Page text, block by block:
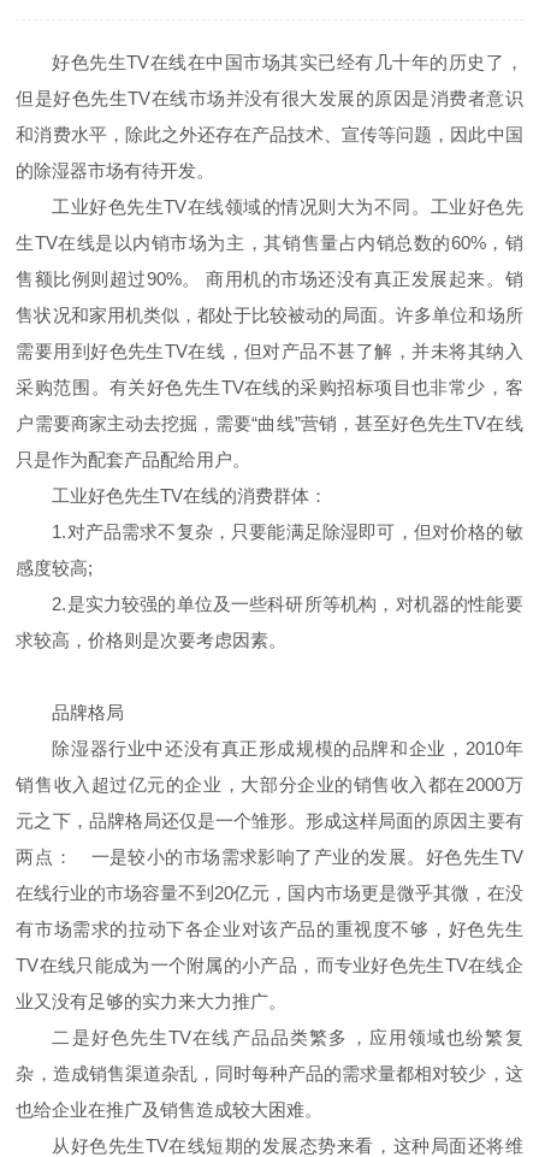
好色先生TV在线在中国市场其实已经有几十年的历史了，
但是好色先生TV在线市场并没有很大发展的原因是消费者意识
和消费水平，除此之外还存在产品技术、宣传等问题，因此中国
的除湿器市场有待开发。
工业好色先生TV在线领域的情况则大为不同。工业好色先
生TV在线是以内销市场为主，其销售量占内销总数的60%，销
售额比例则超过90%。 商用机的市场还没有真正发展起来。销
售状况和家用机类似，都处于比较被动的局面。许多单位和场所
需要用到好色先生TV在线，但对产品不甚了解，并未将其纳入
采购范围。有关好色先生TV在线的采购招标项目也非常少，客
户需要商家主动去挖掘，需要“曲线”营销，甚至好色先生TV在线
只是作为配套产品配给用户。
工业好色先生TV在线的消费群体：
1.对产品需求不复杂，只要能满足除湿即可，但对价格的敏
感度较高;
2.是实力较强的单位及一些科研所等机构，对机器的性能要
求较高，价格则是次要考虑因素。
品牌格局
除湿器行业中还没有真正形成规模的品牌和企业，2010年
销售收入超过亿元的企业，大部分企业的销售收入都在2000万
元之下，品牌格局还仅是一个雏形。形成这样局面的原因主要有
两点： 一是较小的市场需求影响了产业的发展。好色先生TV
在线行业的市场容量不到20亿元，国内市场更是微乎其微，在没
有市场需求的拉动下各企业对该产品的重视度不够，好色先生
TV在线只能成为一个附属的小产品，而专业好色先生TV在线企
业又没有足够的实力来大力推广。
二是好色先生TV在线产品品类繁多，应用领域也纷繁复
杂，造成销售渠道杂乱，同时每种产品的需求量都相对较少，这
也给企业在推广及销售造成较大困难。
从好色先生TV在线短期的发展态势来看，这种局面还将维